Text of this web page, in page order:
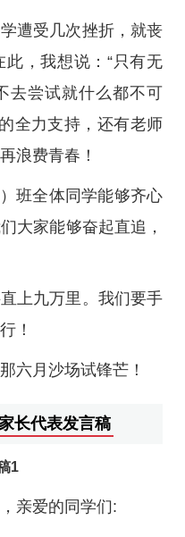
遭受几次挫折，就丧
，我想说：“只有无
去尝试就什么都不可
全力支持，还有老师
浪费青春！
班全体同学能够齐心
大家能够奋起直追，
上九万里。我们要手
！
六月沙场试锋芒！
长代表发言稿
1
亲爱的同学们: